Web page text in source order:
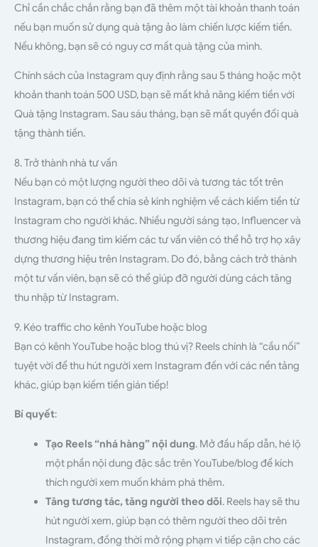
Chỉ cần chắc chắn rằng bạn đã thêm một tài khoản thanh toán
nếu bạn muốn sử dụng quà tặng ảo làm chiến lược kiếm tiền.
Nếu không, bạn sẽ có nguy cơ mất quà tặng của mình.
Chính sách của Instagram quy định rằng sau 5 tháng hoặc một
khoản thanh toán 500 USD, bạn sẽ mất khả năng kiếm tiền với
Quà tặng Instagram. Sau sáu tháng, bạn sẽ mất quyền đổi quà
tặng thành tiền.
8. Trở thành nhà tư vấn
Nếu bạn có một lượng người theo dõi và tương tác tốt trên
Instagram, bạn có thể chia sẻ kinh nghiệm về cách kiếm tiền từ
Instagram cho người khác. Nhiều người sáng tạo, Influencer và
thương hiệu đang tìm kiếm các tư vấn viên có thể hỗ trợ họ xây
dựng thương hiệu trên Instagram. Do đó, bằng cách trở thành
một tư vấn viên, bạn sẽ có thể giúp đỡ người dùng cách tăng
thu nhập từ Instagram.
9. Kéo traffic cho kênh YouTube hoặc blog
Bạn có kênh YouTube hoặc blog thú vị? Reels chính là “cầu nối”
tuyệt vời để thu hút người xem Instagram đến với các nền tảng
khác, giúp bạn kiếm tiền gián tiếp!
Bí quyết:
Tạo Reels “nhá hàng” nội dung. Mở đầu hấp dẫn, hé lộ
một phần nội dung đặc sắc trên YouTube/blog để kích
thích người xem muốn khám phá thêm.
Tăng tương tác, tăng người theo dõi. Reels hay sẽ thu
hút người xem, giúp bạn có thêm người theo dõi trên
Instagram, đồng thời mở rộng phạm vi tiếp cận cho các